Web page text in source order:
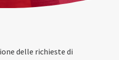
delle richieste di